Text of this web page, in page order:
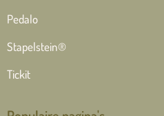
Pedalo
Stapelstein®
Tickit